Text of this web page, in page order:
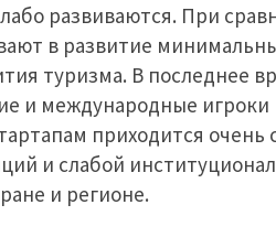
развиваются. При
в развитие
туризма. В последнее
и международные игроки
приходится
и слабой
и регионе.